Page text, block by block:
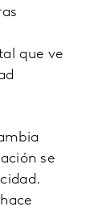
que ve
se